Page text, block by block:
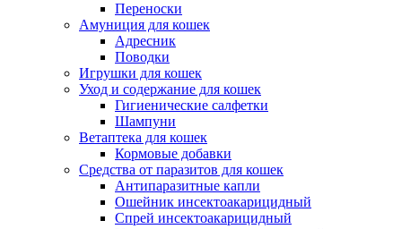
Переноски
Амуниция для кошек
Адресник
Поводки
Игрушки для кошек
Уход и содержание для кошек
Гигиенические салфетки
Шампуни
Ветаптека для кошек
Кормовые добавки
Средства от паразитов для кошек
Антипаразитные капли
Ошейник инсектоакарицидный
Спрей инсектоакарицидный